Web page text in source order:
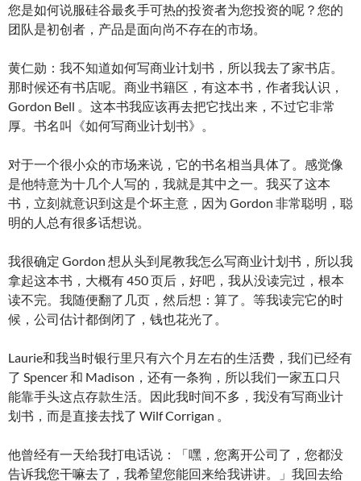
您是如何说服硅谷最炙手可热的投资者为您投资的呢？您的
团队是初创者，产品是面向尚不存在的市场。
黄仁勋：我不知道如何写商业计划书，所以我去了家书店。
那时候还有书店呢。商业书籍区，有这本书，作者我认识，
Gordon Bell 。这本书我应该再去把它找出来，不过它非常
厚。书名叫《如何写商业计划书》。
对于一个很小众的市场来说，它的书名相当具体了。感觉像
是他特意为十几个人写的，我就是其中之一。我买了这本
书，立刻就意识到这是个坏主意，因为 Gordon 非常聪明，聪
明的人总有很多话想说。
我很确定 Gordon 想从头到尾教我怎么写商业计划书，所以我
拿起这本书，大概有 450 页后，好吧，我从没读完过，根本
读不完。我随便翻了几页，然后想：算了。等我读完它的时
候，公司估计都倒闭了，钱也花光了。
Laurie和我当时银行里只有六个月左右的生活费，我们已经有
了 Spencer 和 Madison，还有一条狗，所以我们一家五口只
能靠手头这点存款生活。因此我时间不多，我没有写商业计
划书，而是直接去找了 Wilf Corrigan 。
他曾经有一天给我打电话说：「嘿，您离开公司了，您都没
告诉我您干嘛去了，我希望您能回来给我讲讲。」我回去给